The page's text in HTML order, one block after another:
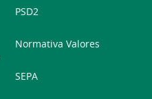
PSD2
Normativa Valores
SEPA